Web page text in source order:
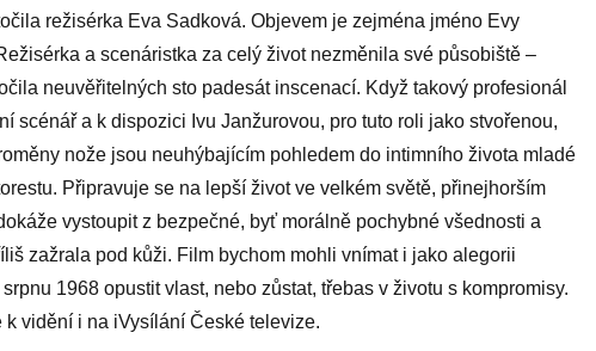
režisérka Eva Sadková. Objevem je zejména jméno Evy
a scenáristka za celý život nezměnila své působiště –
neuvěřitelných sto padesát inscenací. Když takový profesionál
scénář a k dispozici Ivu Janžurovou, pro tuto roli jako stvořenou,
nože jsou neuhýbajícím pohledem do intimního života mladé
Připravuje se na lepší život ve velkém světě, přinejhorším
vystoupit z bezpečné, byť morálně pochybné všednosti a
zažrala pod kůži. Film bychom mohli vnímat i jako alegorii
1968 opustit vlast, nebo zůstat, třebas v životu s kompromisy.
k vidění i na iVysílání České televize.